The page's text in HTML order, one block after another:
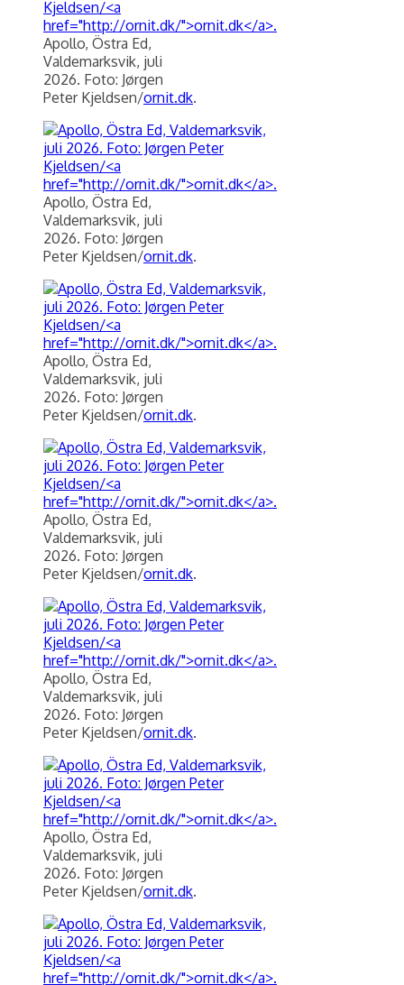
Apollo, Östra Ed,
Valdemarksvik, juli
2026. Foto: Jørgen
Peter Kjeldsen/ornit.dk.
Apollo, Östra Ed,
Valdemarksvik, juli
2026. Foto: Jørgen
Peter Kjeldsen/ornit.dk.
Apollo, Östra Ed,
Valdemarksvik, juli
2026. Foto: Jørgen
Peter Kjeldsen/ornit.dk.
Apollo, Östra Ed,
Valdemarksvik, juli
2026. Foto: Jørgen
Peter Kjeldsen/ornit.dk.
Apollo, Östra Ed,
Valdemarksvik, juli
2026. Foto: Jørgen
Peter Kjeldsen/ornit.dk.
Apollo, Östra Ed,
Valdemarksvik, juli
2026. Foto: Jørgen
Peter Kjeldsen/ornit.dk.